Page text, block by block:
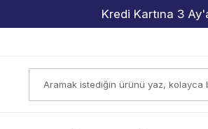
2000 TL ve Üzeri